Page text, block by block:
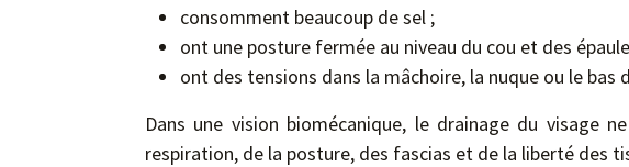
consomment beaucoup de sel ;
ont une posture fermée au niveau du cou et des
ont des tensions dans la mâchoire, la nuque ou le bas
Dans une vision biomécanique, le drainage du visage
respiration, de la posture, des fascias et de la liberté des